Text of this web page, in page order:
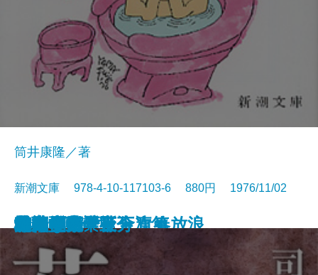
日本の伝説
城塞〔上〕
城塞〔中〕
城塞〔下〕
妖精配給会社
冬の鷹
幼き日のこと・青春放浪
栄光の岩壁〔上〕
栄光の岩壁〔下〕
狂気の沙汰も金次第
筒井康隆／著
新潮文庫 978-4-10-117103-6 880円 1976/11/02
花神〔上〕
花神〔中〕
花神〔下〕
二百十日・野分
坑夫
文鳥・夢十夜
幸福な死
マイ国家
雄気堂々〔上〕
雄気堂々〔下〕